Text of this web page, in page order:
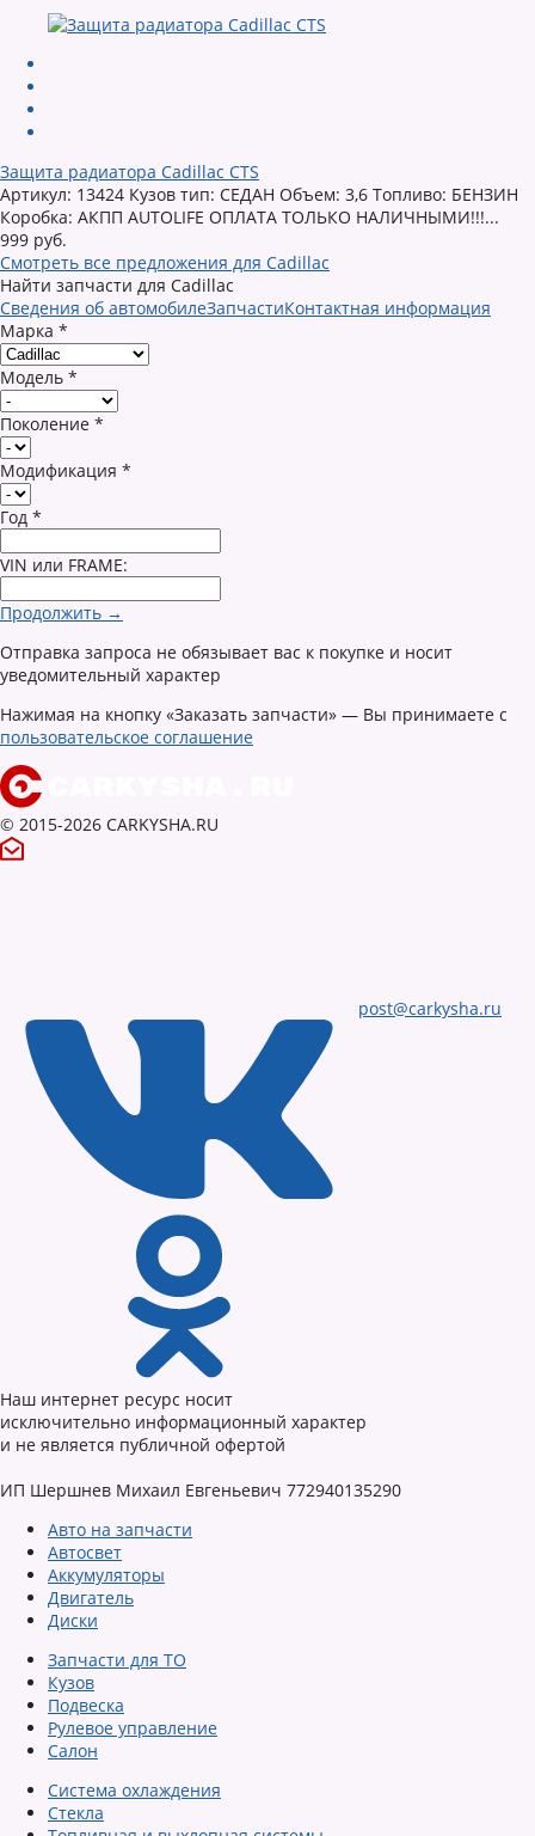
Защита радиатора Cadillac CTS
Артикул: 13424 Кузов тип: СЕДАН Объем: 3,6 Топливо: БЕНЗИН
Коробка: АКПП AUTOLIFE ОПЛАТА ТОЛЬКО НАЛИЧНЫМИ!!!...
999 руб.
Смотреть все предложения для Cadillac
Найти запчасти для Cadillac
Сведения об автомобилеЗапчастиКонтактная информация
Марка *
Модель *
Поколение *
Модификация *
Год *
VIN или FRAME:
Продолжить →
Отправка запроса не обязывает вас к покупке и носит
уведомительный характер
Нажимая на кнопку «Заказать запчасти» — Вы принимаете с
пользовательское соглашение
© 2015-2026 CARKYSHA.RU
post@carkysha.ru
Наш интернет ресурс носит
исключительно информационный характер
и не является публичной офертой
ИП Шершнев Михаил Евгеньевич 772940135290
Авто на запчасти
Автосвет
Аккумуляторы
Двигатель
Диски
Запчасти для ТО
Кузов
Подвеска
Рулевое управление
Салон
Система охлаждения
Стекла